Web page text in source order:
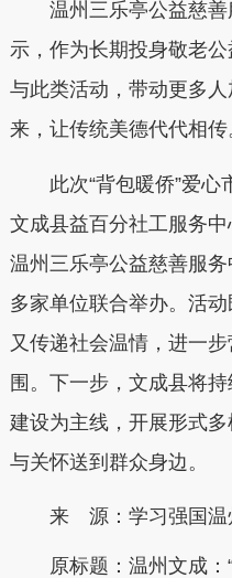
温州三乐亭公益慈善
示，作为长期投身敬老
与此类活动，带动更多
来，让传统美德代代相传
此次“背包暖侨”爱心
文成县益百分社工服务中
温州三乐亭公益慈善服
多家单位联合举办。活
又传递社会温情，进一
围。下一步，文成县将
建设为主线，开展形式
与关怀送到群众身边。
来 源：学习强国温
原标题： 温州文成：